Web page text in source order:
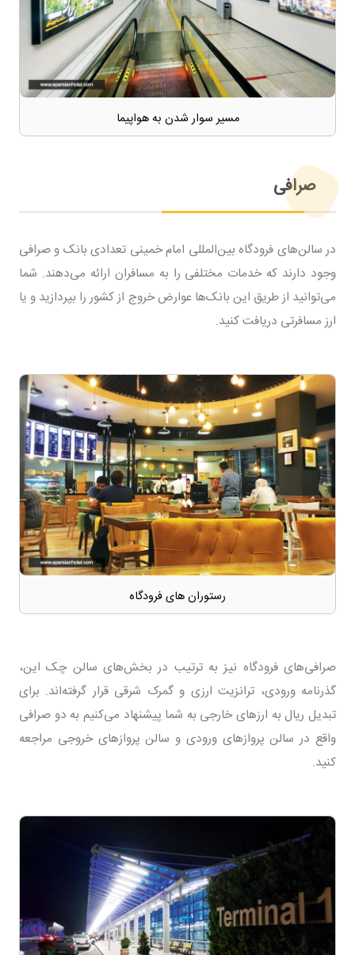
مسیر سوار شدن به هواپیما
صرافی
در سالن‌های فرودگاه بین‌المللی امام خمینی تعدادی بانک و صرافی
وجود دارند که خدمات مختلفی را به مسافران ارائه می‌دهند. شما
می‌توانید از طریق این بانک‌ها عوارض خروج از کشور را بپردازید و یا
ارز مسافرتی دریافت کنید.
رستوران های فرودگاه
صرافی‌های فرودگاه نیز به ترتیب در بخش‌های سالن چک این،
گذرنامه ورودی، ترانزیت ارزی و گمرک شرقی قرار گرفته‌اند. برای
تبدیل ریال به ارزهای خارجی به شما پیشنهاد می‌کنیم به دو صرافی
واقع در سالن پروازهای ورودی و سالن پروازهای خروجی مراجعه
کنید.